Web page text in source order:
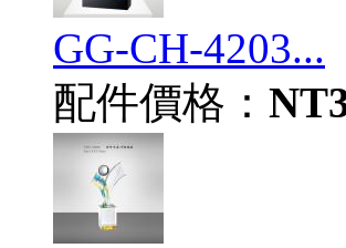
GG-CH-4203...
配件價格：